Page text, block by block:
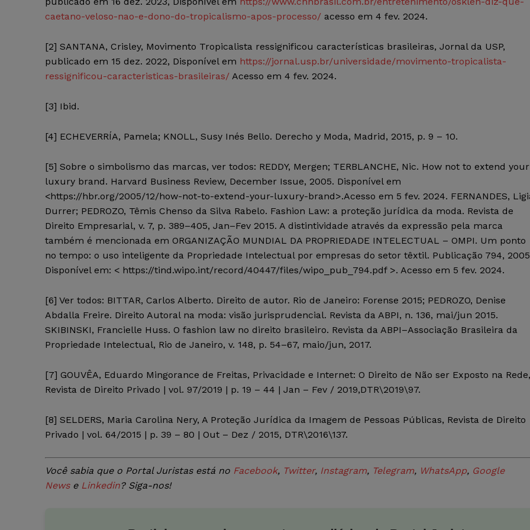
caetano-veloso-nao-e-dono-do-tropicalismo-apos-processo/ acesso em 4 fev. 2024.
[2] SANTANA, Crisley, Movimento Tropicalista ressignificou características brasileiras, Jornal da USP,
publicado em 15 dez. 2022, Disponívelem https://jornal.usp.br/universidade/movimento-tropicalista-
ressignificou-caracteristicas-brasileiras/ Acesso em 4 fev. 2024.
[3] Ibid.
[4] ECHEVERRÍA, Pamela; KNOLL, Susy Inés Bello. Derecho y Moda, Madrid, 2015, p. 9 – 10.
[5] Sobre o simbolismo das marcas, ver todos: REDDY, Mergen; TERBLANCHE, Nic. How not to extend your
luxury brand. Harvard Business Review, December Issue, 2005. Disponível em
<https://hbr.org/2005/12/how-not-to-extend-your-luxury-brand>.Acesso em 5 fev. 2024. FERNANDES,
Durrer; PEDROZO, Têmis Chenso da Silva Rabelo. Fashion Law: a proteção jurídica da moda. Revista de
Direito Empresarial, v. 7, p. 389–405, Jan–Fev 2015. A distintividade através da expressão pela marca
também é mencionada em ORGANIZAÇÃO MUNDIAL DA PROPRIEDADE INTELECTUAL – OMPI. Um ponto
no tempo: o uso inteligente da Propriedade Intelectual por empresas do setor têxtil. Publicação 794,
Disponível em: < https://tind.wipo.int/record/40447/files/wipo_pub_794.pdf >. Acesso em 5 fev. 2024.
[6] Ver todos: BITTAR, Carlos Alberto. Direito de autor. Rio de Janeiro: Forense 2015; PEDROZO, Denise
Abdalla Freire. Direito Autoral na moda: visão jurisprudencial. Revista da ABPI, n. 136, mai/jun 2015.
SKIBINSKI, Francielle Huss. O fashion law no direito brasileiro. Revista da ABPI–Associação Brasileira da
Propriedade Intelectual, Rio de Janeiro, v. 148, p. 54–67, maio/jun, 2017.
[7] GOUVÊA, Eduardo Mingorance de Freitas, Privacidade e Internet: O Direito de Não ser Exposto na Rede,
Revista de Direito Privado | vol. 97/2019 | p. 19 – 44 | Jan – Fev / 2019,DTR\2019\97.
[8] SELDERS, Maria Carolina Nery, A Proteção Jurídica da Imagem de Pessoas Públicas, Revista de Direito
Privado | vol. 64/2015 | p. 39 – 80 | Out – Dez / 2015, DTR\2016\137.
Você sabia que o Portal Juristas está no Facebook, Twitter, Instagram, Telegram, WhatsApp, Google
Newse Linkedin? Siga-nos!